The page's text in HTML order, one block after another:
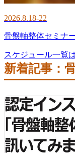
2026.8.18-22
骨盤軸整体セミナ
スケジュール一覧
新着記事：